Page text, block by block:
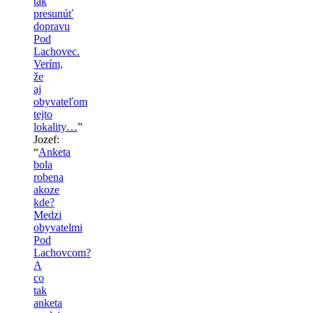
presunúť
dopravu
Pod
Lachovec.
Verím,
že
aj
obyvateľom
tejto
lokality…”
Jozef:
“Anketa
bola
robena
akoze
kde?
Medzi
obyvatelmi
Pod
Lachovcom?
A
co
tak
anketa